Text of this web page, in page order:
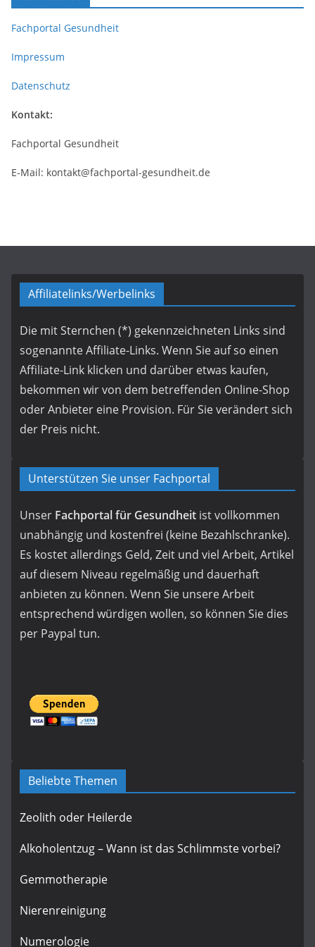
Fachportal Gesundheit
Impressum
Datenschutz
Kontakt:
Fachportal Gesundheit
E-Mail: kontakt@fachportal-gesundheit.de
Affiliatelinks/Werbelinks
Die mit Sternchen (*) gekennzeichneten Links sind
sogenannte Affiliate-Links. Wenn Sie auf so einen
Affiliate-Link klicken und darüber etwas kaufen,
bekommen wir von dem betreffenden Online-Shop
oder Anbieter eine Provision. Für Sie verändert sich
der Preis nicht.
Unterstützen Sie unser Fachportal
Unser Fachportal für Gesundheit ist vollkommen
unabhängig und kostenfrei (keine Bezahlschranke).
Es kostet allerdings Geld, Zeit und viel Arbeit, Artikel
auf diesem Niveau regelmäßig und dauerhaft
anbieten zu können. Wenn Sie unsere Arbeit
entsprechend würdigen wollen, so können Sie dies
per Paypal tun.
Beliebte Themen
Zeolith oder Heilerde
Alkoholentzug – Wann ist das Schlimmste vorbei?
Gemmotherapie
Nierenreinigung
Numerologie